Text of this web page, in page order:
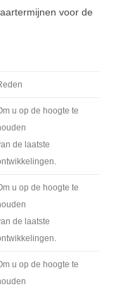
voor de
u op de hoogte te
de laatste
u op de hoogte te
de laatste
u op de hoogte te